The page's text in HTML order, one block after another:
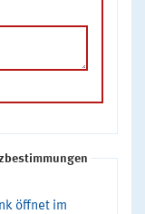
öffnet im